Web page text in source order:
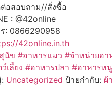
อสอบถาม//สั่งซื้อ
: @42online
: 0866290958
42online.in.th
นัข #อาหารแมว #จำหน่ายอา
เลี้ยง #อาหารปลา #อาหารห
Uncategorized ป้ายกำกับ: ผ้